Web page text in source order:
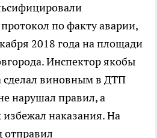
по факту аварии,
2018 года на площади
Инспектор якобы
сделал виновным в ДТП
нарушал правил, а
наказания. На
отправил